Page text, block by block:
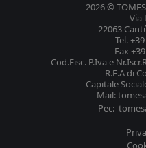
2026 ©
Via
22063
Tel.
Fax
Cod.Fisc. P.Iva e
R.E.A di
Capitale
Mail:
Pec: